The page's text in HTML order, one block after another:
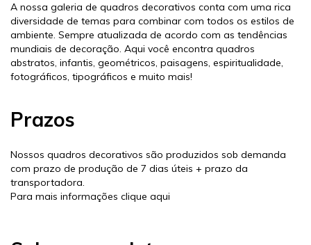
A nossa galeria de quadros decorativos conta com uma rica
diversidade de temas para combinar com todos os estilos de
ambiente. Sempre atualizada de acordo com as tendências
mundiais de decoração. Aqui você encontra quadros
abstratos, infantis, geométricos, paisagens, espiritualidade,
fotográficos, tipográficos e muito mais!
Prazos
Nossos quadros decorativos são produzidos sob demanda
com prazo de produção de 7 dias úteis + prazo da
transportadora.
Para mais informações clique aqui